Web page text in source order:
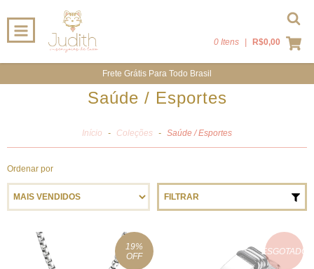
0 Itens R$0,00
Frete Grátis Para Todo Brasil
Saúde / Esportes
Início - Coleções - Saúde / Esportes
Ordenar por
FILTRAR
19%
OFF
ESGOTADO